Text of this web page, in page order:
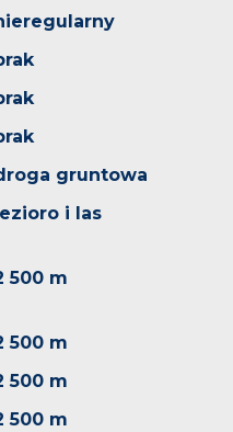
gruntowa
i las
500 m
500 m
500 m
500 m